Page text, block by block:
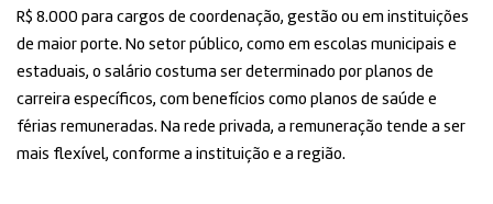
R$ 8.000 para cargos de coordenação, gestão ou em instituições
de maior porte. No setor público, como em escolas municipais e
estaduais, o salário costuma ser determinado por planos de
carreira específicos, com benefícios como planos de saúde e
férias remuneradas. Na rede privada, a remuneração tende a ser
mais flexível, conforme a instituição e a região.